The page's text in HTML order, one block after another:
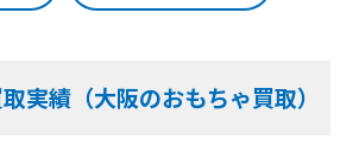
実績（大阪のおもちゃ買取）